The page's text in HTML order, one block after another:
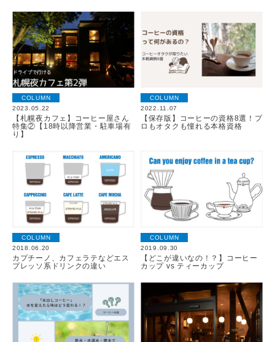
COLUMN
2023.05.22
【札幌夜カフェ】コーヒー屋さん
特集②【18時以降営業・駐車場有
り】
COLUMN
2022.11.07
【保存版】コーヒーの資格8選！プ
ロもオタクも憧れる本格資格
COLUMN
2018.06.20
カプチーノ、カフェラテなどエス
プレッソ系ドリンクの違い
COLUMN
2019.09.30
【どこが違いなの！？】コーヒー
カップ vs ティーカップ